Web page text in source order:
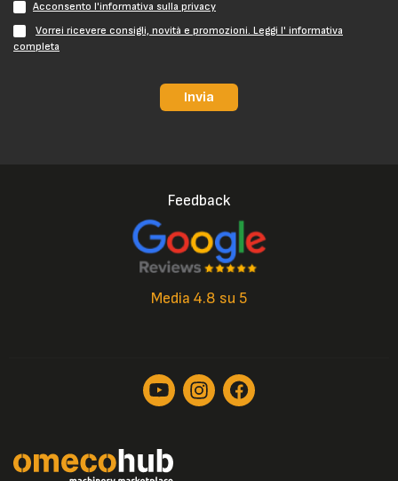
Acconsento l'informativa sulla privacy
Vorrei ricevere consigli, novità e promozioni. Leggi l' informativa
completa
Invia
Feedback
Media 4.8 su 5